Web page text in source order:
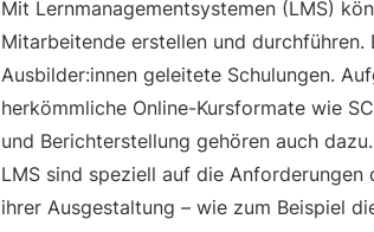
Mit Lernmanagementsystemen (LMS)
Mitarbeitende erstellen und
Ausbilder:innen geleitete Schulungen.
herkömmliche Online-Kursformate wie
und Berichterstellung gehören auch
LMS sind speziell auf die
ihrer Ausgestaltung – wie zum Beispiel